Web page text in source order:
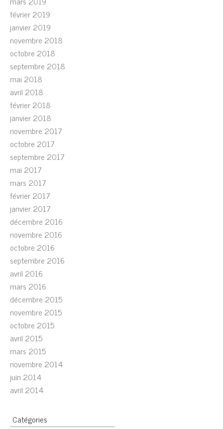
février 2019
janvier 2019
novembre 2018
octobre 2018
septembre 2018
mai 2018
avril 2018
février 2018
janvier 2018
novembre 2017
octobre 2017
septembre 2017
mai 2017
mars 2017
février 2017
janvier 2017
décembre 2016
novembre 2016
octobre 2016
septembre 2016
avril 2016
mars 2016
décembre 2015
novembre 2015
octobre 2015
avril 2015
mars 2015
novembre 2014
juin 2014
avril 2014
Catégories